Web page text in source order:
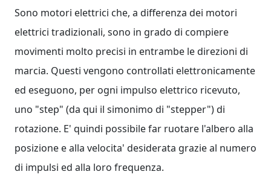
Sono motori elettrici che, a differenza dei motori
elettrici tradizionali, sono in grado di compiere
movimenti molto precisi in entrambe le direzioni di
marcia. Questi vengono controllati elettronicamente
ed eseguono, per ogni impulso elettrico ricevuto,
uno "step" (da qui il simonimo di "stepper") di
rotazione. E' quindi possibile far ruotare l'albero alla
posizione e alla velocita' desiderata grazie al numero
di impulsi ed alla loro frequenza.